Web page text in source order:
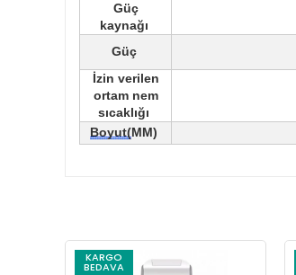
Güç
kaynağı
Güç
İzin verilen
ortam nem
sıcaklığı
Boyut(MM)
KARGO
BEDAVA